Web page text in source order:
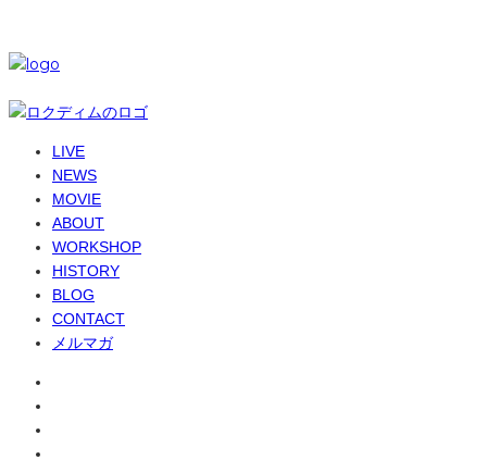
LIVE
NEWS
MOVIE
ABOUT
WORKSHOP
HISTORY
BLOG
CONTACT
メルマガ